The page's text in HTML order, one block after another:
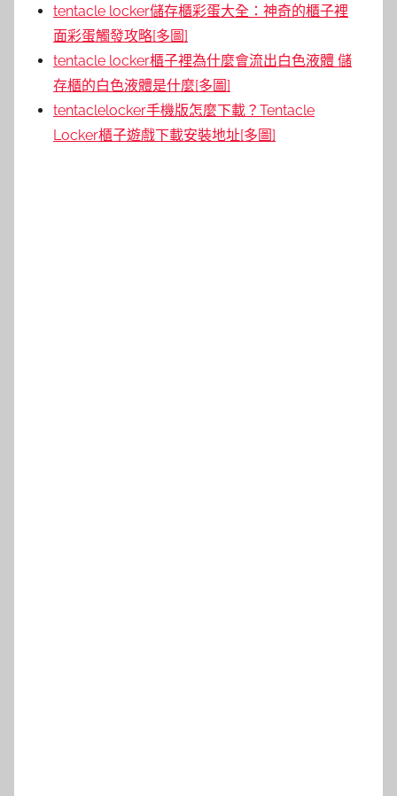
tentacle locker儲存櫃彩蛋大全：神奇的櫃子裡
面彩蛋觸發攻略[多圖]
tentacle locker櫃子裡為什麼會流出白色液體 儲
存櫃的白色液體是什麼[多圖]
tentaclelocker手機版怎麼下載？Tentacle
Locker櫃子遊戲下載安裝地址[多圖]